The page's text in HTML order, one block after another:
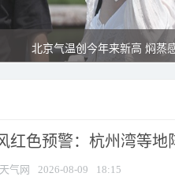
北京气温创今年来新高 焖蒸
红色预警：杭州湾等地
气网 2026-08-09 18:15